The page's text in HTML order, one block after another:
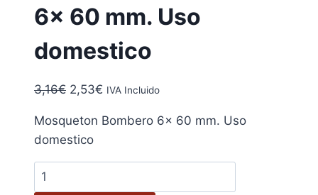
6x 60 mm. Uso
domestico
3,16€ El
original
era:
3,16€.
2,53€ El
actual
2,53€.
IVA Incluido
Mosqueton Bombero 6x 60 mm. Uso
domestico
Mosqueton
Bombero